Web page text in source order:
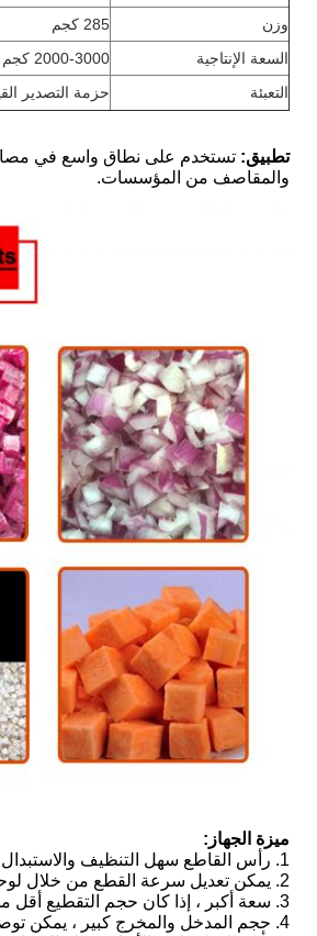
وزن
285 كجم
السعة الإنتاجية
2000-3000 كجم / ساعة
التعبئة
حزمة التصدير
تطبيق: تستخدم على نطاق واسع في
والمقاصف من المؤسسات.
ميزة الجهاز:
1. رأس القاطع سهل التنظيف والاستبدال ، العملية بسيطة ؛
2. يمكن تعديل سرعة القطع من خلال لوحة التحكم الكهربائية.
3. سعة أكبر ، إذا كان حجم التقطيع أقل من 10 مم ، يمكن أن تصل السعة إلى 4 طن / ساعة ؛
4. حجم المدخل والمخرج كبير ، يمكن توصيله بخط معالجة الخضروات الأوتوماتيكي.